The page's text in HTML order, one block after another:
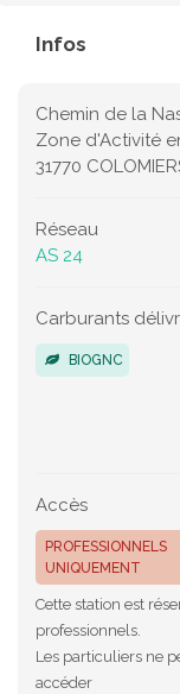
Infos
Chemin de la
Zone d'Activité
31770
Réseau
AS 24
Carburants
BIOGNC
Accès
PROFESSIONNELS
UNIQUEMENT
Cette station est
professionnels.
Les particuliers ne
accéder